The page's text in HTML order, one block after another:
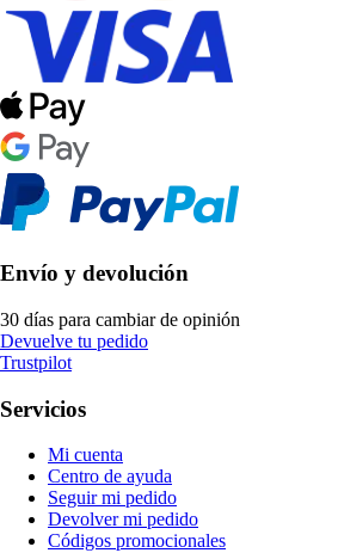
Envío y devolución
30 días para cambiar de opinión
Devuelve tu pedido
Trustpilot
Servicios
Mi cuenta
Centro de ayuda
Seguir mi pedido
Devolver mi pedido
Códigos promocionales